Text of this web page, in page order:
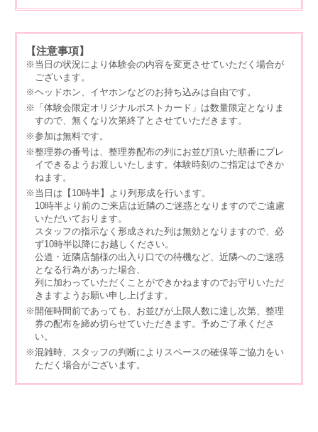
【注意事項】
※当日の状況により体験会の内容を変更させていただく場合が
ございます。
※ヘッドホン、イヤホンなどのお持ち込みは自由です。
※「体験会限定オリジナルポストカード」は数量限定となりま
すので、無くなり次第終了とさせていただきます。
※参加は無料です。
※整理券の番号は、整理券配布の列にお並び頂いた順番にプレ
イできるようお渡しいたします。体験時刻のご指定はできか
ねます。
※当日は【10時半】より列形成を行います。
10時半より前のご来店は近隣のご迷惑となりますのでご遠慮
いただいております。
スタッフの指示なく形成された列は無効となりますので、必
ず10時半以降にお越しください。
公道・近隣店舗様の出入り口での待機など、近隣へのご迷惑
となる行為があった場合、
列に加わっていただくことができかねますのでお守りいただ
きますようお願い申し上げます。
※開催時間前であっても、お並びが上限人数に達し次第、整理
券の配布を締め切らせていただきます。予めご了承くださ
い。
※混雑時、スタッフの判断によりスペースの確保等ご協力をい
ただく場合がございます。